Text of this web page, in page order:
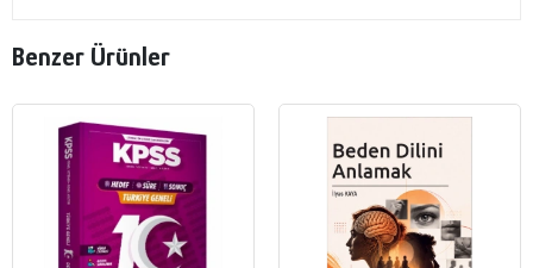
Benzer Ürünler